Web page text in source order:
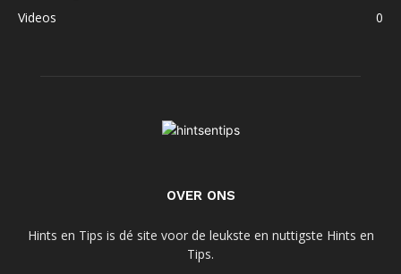
Videos
0
OVER ONS
Hints en Tips is dé site voor de leukste en nuttigste Hints en
Tips.